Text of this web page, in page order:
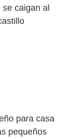
se caigan al
para casa
pequeños